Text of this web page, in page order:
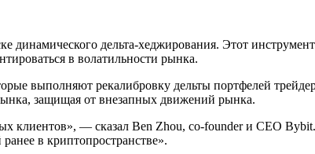
дельта-хеджирования. Этот
в волатильности рынка.
выполняют рекалибровку дельты портфелей
защищая от внезапных движений рынка.
клиентов», — сказал Ben Zhou, co-founder и CEO
в криптопространстве».